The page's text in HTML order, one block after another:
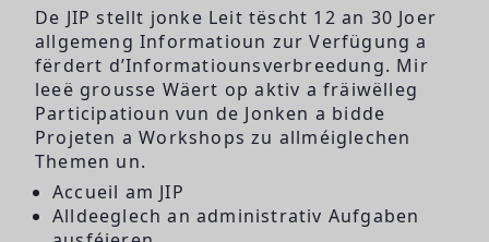
De JIP stellt jonke Leit tëscht 12 an 30 Joer
allgemeng Informatioun zur Verfügung a
fërdert d’Informatiounsverbreedung. Mir
leeë grousse Wäert op aktiv a fräiwëlleg
Participatioun vun de Jonken a bidde
Projeten a Workshops zu allméiglechen
Themen un.
Accueil am JIP
Alldeeglech an administrativ Aufgaben